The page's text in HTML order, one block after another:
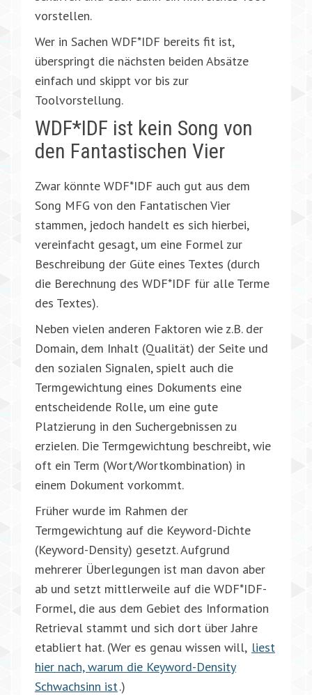
vorstellen.
Wer in Sachen WDF*IDF bereits fit ist,
überspringt die nächsten beiden Absätze
einfach und skippt vor bis zur
Toolvorstellung.
WDF*IDF ist kein Song von
den Fantastischen Vier
Zwar könnte WDF*IDF auch gut aus dem
Song MFG von den Fantatischen Vier
stammen, jedoch handelt es sich hierbei,
vereinfacht gesagt, um eine Formel zur
Beschreibung der Güte eines Textes (durch
die Berechnung des WDF*IDF für alle Terme
des Textes).
Neben vielen anderen Faktoren wie z.B. der
Domain, dem Inhalt (Qualität) der Seite und
den sozialen Signalen, spielt auch die
Termgewichtung eines Dokuments eine
entscheidende Rolle, um eine gute
Platzierung in den Suchergebnissen zu
erzielen. Die Termgewichtung beschreibt, wie
oft ein Term (Wort/Wortkombination) in
einem Dokument vorkommt.
Früher wurde im Rahmen der
Termgewichtung auf die Keyword-Dichte
(Keyword-Density) gesetzt. Aufgrund
mehrerer Überlegungen ist man davon aber
ab und setzt mittlerweile auf die WDF*IDF-
Formel, die aus dem Gebiet des Information
Retrieval stammt und sich dort über Jahre
etabliert hat. (Wer es genau wissen will, liest
hier nach, warum die Keyword-Density
Schwachsinn ist.)